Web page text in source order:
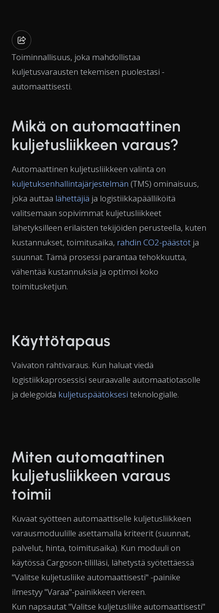
Toiminnallisuus, joka mahdollistaa
kuljetusvarausten tekemisen puolestasi -
automaattisesti.
Mikä on automaattinen
kuljetusliikkeen varaus?
Automaattinen kuljetusliikkeen valinta on
kuljetuksenhallintajärjestelmän (TMS) ominaisuus,
joka auttaa lähettäjiä ja logistiikkapäälliköitä
valitsemaan sopivimmat kuljetusliikkeet
lähetyksilleen erilaisten tekijöiden perusteella, kuten
kustannukset, toimitusaika, rahdin CO2-päästöt ja
suunnat. Tämä prosessi parantaa tehokkuutta,
vähentää kustannuksia ja optimoi koko
toimitusketjun.
Käyttötapaus
Vaivaton rahtivaraus. Kun haluat viedä
logistiikkaprosessisi seuraavalle automaatiotasolle
ja delegoida kuljetuspäätöksesi teknologialle.
Miten automaattinen
kuljetusliikkeen varaus
toimii
Kuvaat syötteen automaattiselle kuljetusliikkeen
varausmoduulille asettamalla kriteerit (suunnat,
palvelut, hinta, toimitusaika). Kun moduuli on
käytössä Cargoson-tililläsi, lähetystä syötettäessä
"Valitse kuljetusliike automaattisesti" -painike
ilmestyy "Varaa"-painikkeen viereen.
Kun napsautat "Valitse kuljetusliike automaattisesti"